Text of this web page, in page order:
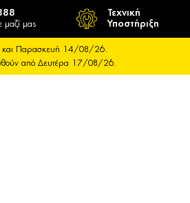
μαζί μας
Τεχνική
Υποστήριξη
και Παρασκευή 14/08/26.
από Δευτέρα 17/08/26.